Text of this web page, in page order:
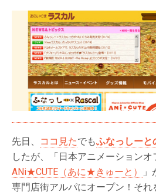
先日、 ココ見たでもふなっしーと
したが、「日本アニメーション
ANi★CUTE（あに★きゅーと）
専門店街アルパにオープン！そ